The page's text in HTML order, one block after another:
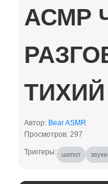
АСМР
Автор: Bear ASMR
Просмотров: 297
шепот